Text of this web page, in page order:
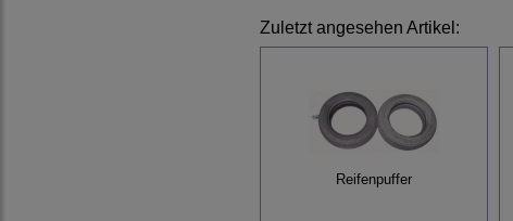
Zuletzt angesehen Artikel:
Reifenpuffer